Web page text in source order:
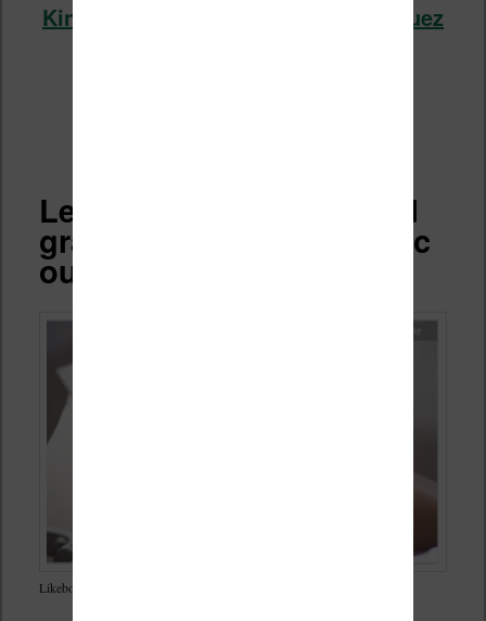
Kindle Colorsoft chez Amazon (cliquez
Les « Liseuses » Android
grand format noir et blanc
ou couleur
Likebook Mimas : une des liseuses grand écran avec système Android